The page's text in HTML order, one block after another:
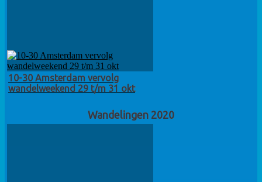
10-30 Amsterdam vervolg
wandelweekend 29 t/m 31 okt
Wandelingen 2020